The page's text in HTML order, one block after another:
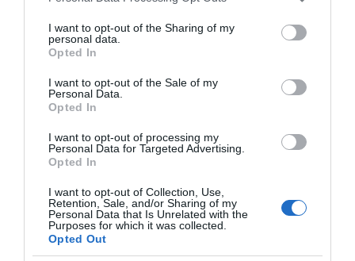
not limited to your visit or usage behaviour. You may click to
grant or deny consent to Google and its third-party tags to
use your data for below specified purposes in below Google
consent section.
I want to opt-out of the Sharing of my
personal data.
Opted In
I want to opt-out of the Sale of my
Personal Data.
Opted In
I want to opt-out of processing my
Personal Data for Targeted Advertising.
Opted In
I want to opt-out of Collection, Use,
Retention, Sale, and/or Sharing of my
Personal Data that Is Unrelated with the
Purposes for which it was collected.
Opted Out
ΔΕΙΤΕ ΤΗΝ ΚΙΝΗΣΗ ΣΤΟΥΣ ΔΡΌΜΟΥΣ